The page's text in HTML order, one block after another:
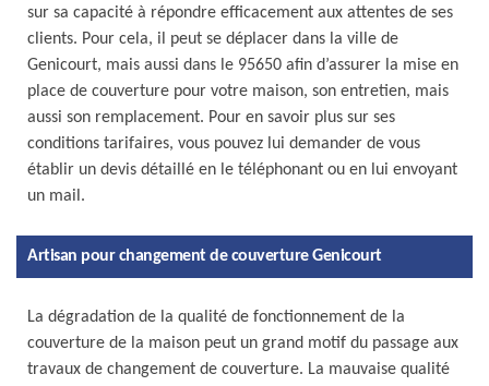
sur sa capacité à répondre efficacement aux attentes de ses
clients. Pour cela, il peut se déplacer dans la ville de
Genicourt, mais aussi dans le 95650 afin d’assurer la mise en
place de couverture pour votre maison, son entretien, mais
aussi son remplacement. Pour en savoir plus sur ses
conditions tarifaires, vous pouvez lui demander de vous
établir un devis détaillé en le téléphonant ou en lui envoyant
un mail.
Artisan pour changement de couverture Genicourt
La dégradation de la qualité de fonctionnement de la
couverture de la maison peut un grand motif du passage aux
travaux de changement de couverture. La mauvaise qualité